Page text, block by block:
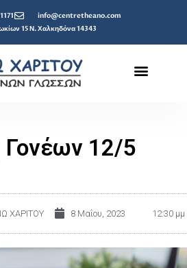
info@centretheano.com
15 Ν. Χαλκηδόνα 14343
12/5
ΧΑΡΙΤΟΥ 8 Μαΐου, 2023 12:30 μμ